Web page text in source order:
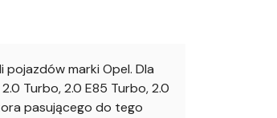
marki Opel. Dla
Turbo, 2.0 E85 Turbo, 2.0
pasującego do tego